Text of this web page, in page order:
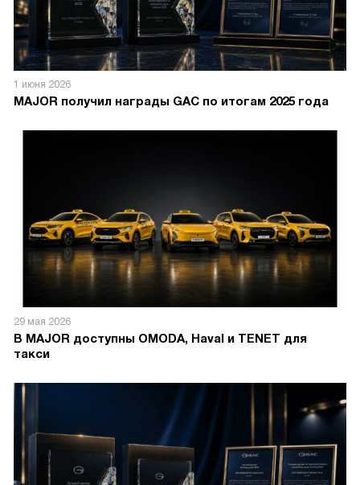
1 июня 2026
MAJOR получил награды GAC по итогам 2025 года
29 мая 2026
В MAJOR доступны OMODA, Haval и TENET для
такси